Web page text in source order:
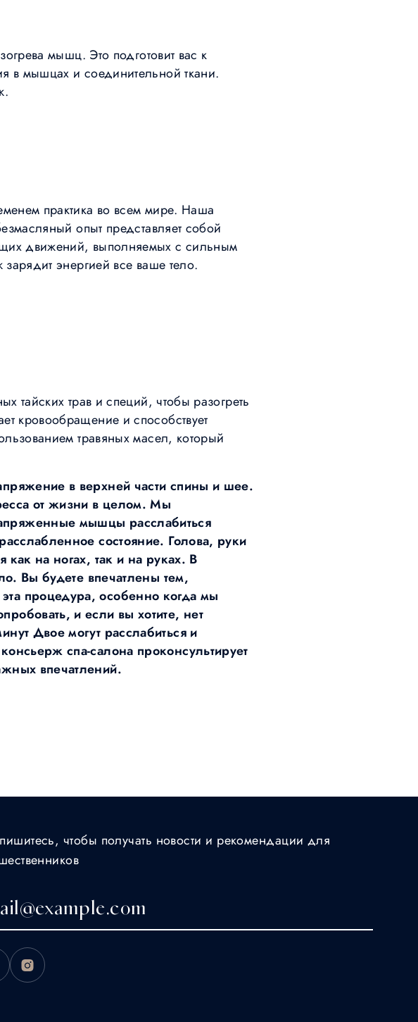
мышц. Это подготовит вас к
в мышцах и соединительной ткани.
практика во всем мире. Наша
опыт представляет собой
движений, выполняемых с сильным
энергией все ваше тело.
тайских трав и специй, чтобы разогреть
кровообращение и способствует
травяных масел, который
в верхней части спины и шее.
от жизни в целом. Мы
мышцы расслабиться
состояние. Голова, руки
на ногах, так и на руках. В
Вы будете впечатлены тем,
процедура, особенно когда мы
и если вы хотите, нет
Двое могут расслабиться и
спа-салона проконсультирует
впечатлений.
чтобы получать новости и рекомендации для